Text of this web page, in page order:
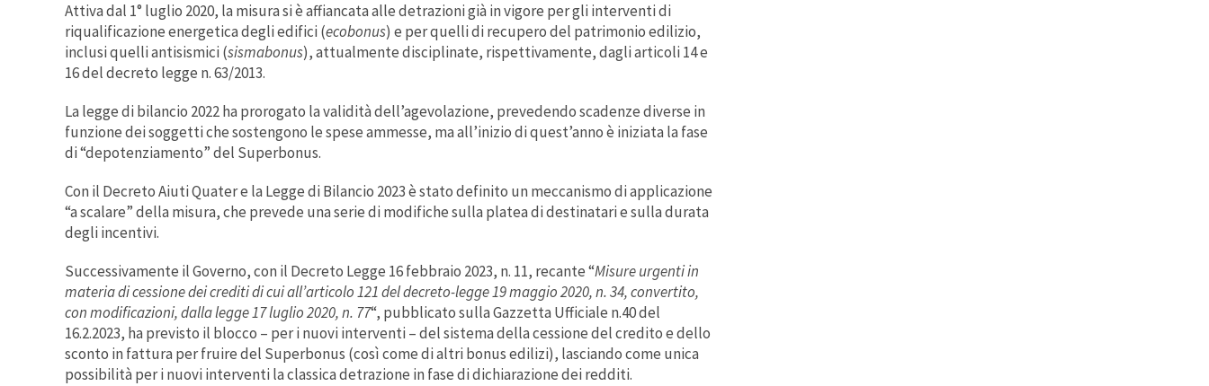
Attiva dal 1° luglio 2020, la misura si è affiancata alle detrazioni già in vigore per gli interventi di
riqualificazione energetica degli edifici (ecobonus) e per quelli di recupero del patrimonio edilizio,
inclusi quelli antisismici (sismabonus), attualmente disciplinate, rispettivamente, dagli articoli 14 e
16 del decreto legge n. 63/2013.
La legge di bilancio 2022 ha prorogato la validità dell’agevolazione, prevedendo scadenze diverse in
funzione dei soggetti che sostengono le spese ammesse, ma all’inizio di quest’anno è iniziata la fase
di “depotenziamento” del Superbonus.
Con il Decreto Aiuti Quater e la Legge di Bilancio 2023 è stato definito un meccanismo di applicazione
“a scalare” della misura, che prevede una serie di modifiche sulla platea di destinatari e sulla durata
degli incentivi.
Successivamente il Governo, con il Decreto Legge 16 febbraio 2023, n. 11, recante “Misure urgenti in
materia di cessione dei crediti di cui all’articolo 121 del decreto-legge 19 maggio 2020, n. 34, convertito,
con modificazioni, dalla legge 17 luglio 2020, n. 77“, pubblicato sulla Gazzetta Ufficiale n.40 del
16.2.2023, ha previsto il blocco – per i nuovi interventi – del sistema della cessione del credito e dello
sconto in fattura per fruire del Superbonus (così come di altri bonus edilizi), lasciando come unica
possibilità per i nuovi interventi la classica detrazione in fase di dichiarazione dei redditi.